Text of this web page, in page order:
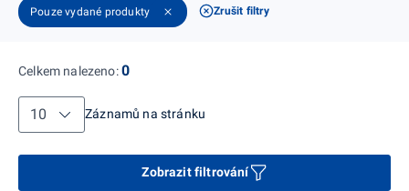
Pouze vydané produkty Zrušit filtry
Celkem nalezeno:0
Záznamů na stránkuZáznamů na stránku
Zobrazit filtrování